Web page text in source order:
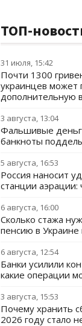
ТОП-
31 июля, 15:42
Почти 1300
украинцев может
дополнительную
3 августа, 13:04
Фальшивые
банкноты
5 августа, 16:53
Россия наносит
станции
6 августа, 16:00
Сколько стажа
пенсию в Украине
6 августа, 12:54
Банки усилили
какие операции
3 августа, 15:53
Почему хранить
2026 году стало